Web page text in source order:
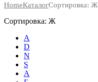
HomeКаталогСортировка: Ж
Сортировка: Ж
А
D
N
S
А